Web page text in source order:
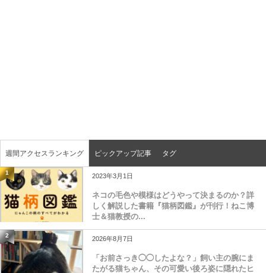
週間アクセスランキング ピックアップ記事 タグ
1 2023年3月1日
ネコの毛色や模様はどうやって決まるのか？詳
しく解説した書籍『猫柄図鑑』が刊行！ねこ博
士＆猫教授の...
2 2026年8月7日
「お前さっき◯◯したよな？」飼い主の腕にま
たがる猫ちゃん、その可愛い後ろ姿に隠れたヒ